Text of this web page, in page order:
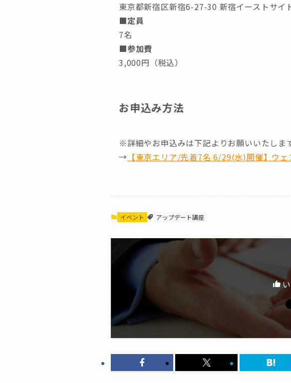
東京都新宿区新宿6-27-30 新宿イーストサイ
■定員
7名
■参加費
3,000円（税込）
お申込み方法
※詳細やお申込みは下記よりお願いいたします
→ 【東京エリア/先着7名 6/29(水)開催】ウ
イベント アップデート講座
い